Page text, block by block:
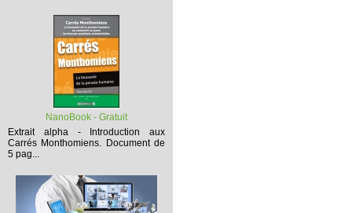
NanoBook - Gratuit
Extrait alpha - Introduction aux
Carrés Monthomiens. Document de
5 pag...